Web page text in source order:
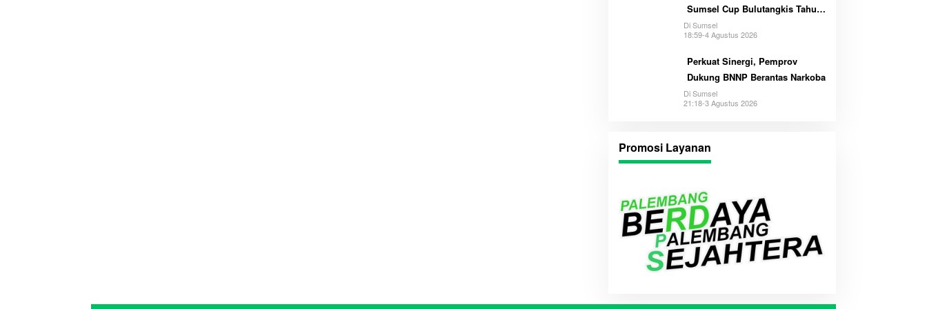
Sumsel Cup Bulutangkis Tahun
2026
Di Sumsel
18:59-4 Agustus 2026
Perkuat Sinergi, Pemprov
Dukung BNNP Berantas Narkoba
Di Sumsel
21:18-3 Agustus 2026
Promosi Layanan